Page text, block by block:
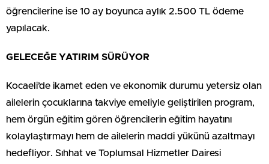
öğrencilerine ise 10 ay boyunca aylık 2.500 TL ödeme
yapılacak.
GELECEĞE YATIRIM SÜRÜYOR
Kocaeli’de ikamet eden ve ekonomik durumu yetersiz olan
ailelerin çocuklarına takviye emeliyle geliştirilen program,
hem örgün eğitim gören öğrencilerin eğitim hayatını
kolaylaştırmayı hem de ailelerin maddi yükünü azaltmayı
hedefliyor. Sıhhat ve Toplumsal Hizmetler Dairesi